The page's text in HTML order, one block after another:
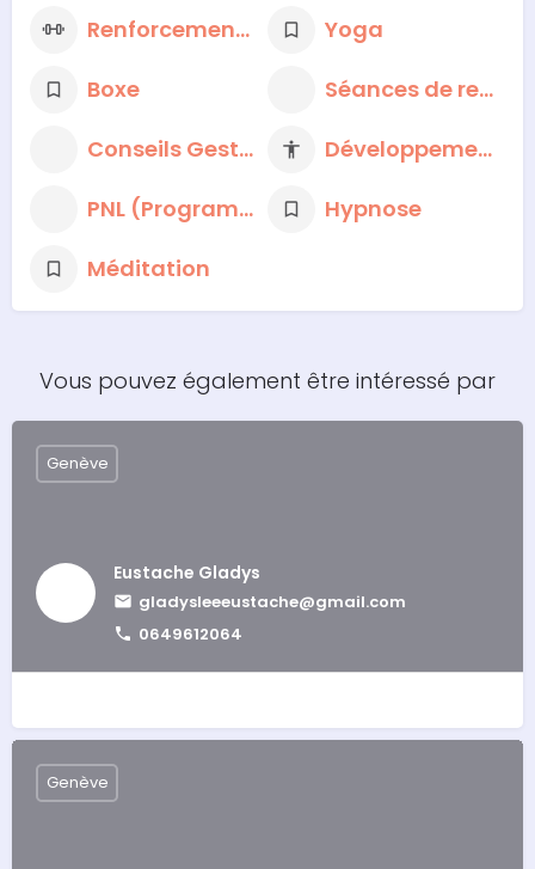
Renforcement musculaire
Yoga
Boxe
Séances de respiration et de méditation
Conseils Gestion du Stress
Développement personnel
PNL (Programmation neuro-linguistique)
Hypnose
Méditation
Vous pouvez également être intéressé par
Eustache Gladys
gladysleeeustache@gmail.com
0649612064
Genève
Genève